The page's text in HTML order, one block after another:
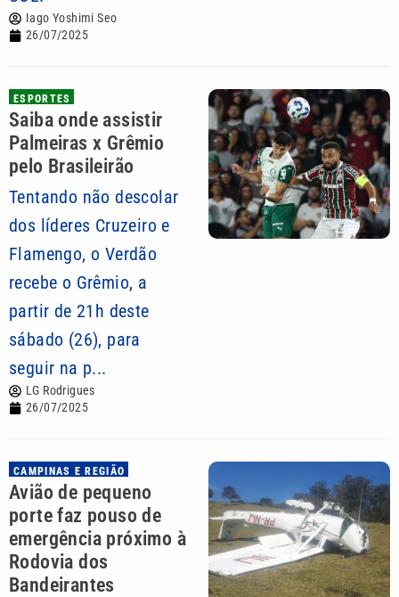
Iago Yoshimi Seo
26/07/2025
ESPORTES
Saiba onde assistir
Palmeiras x Grêmio
pelo Brasileirão
Tentando não descolar
dos líderes Cruzeiro e
Flamengo, o Verdão
recebe o Grêmio, a
partir de 21h deste
sábado (26), para
seguir na p...
LG Rodrigues
26/07/2025
CAMPINAS E REGIÃO
Avião de pequeno
porte faz pouso de
emergência próximo à
Rodovia dos
Bandeirantes